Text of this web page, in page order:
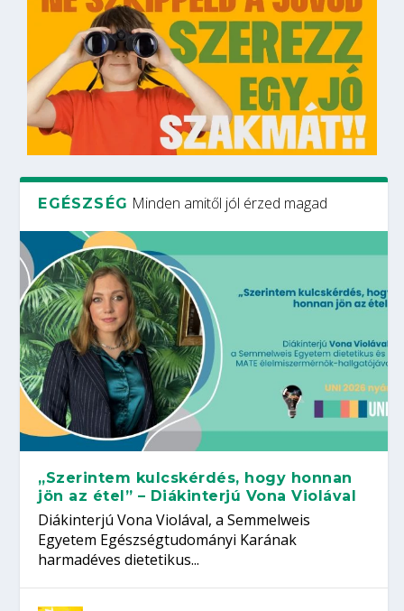
EGÉSZSÉG Minden amitől jól érzed magad
„Szerintem kulcskérdés, hogy honnan
jön az étel” – Diákinterjú Vona Violával
Diákinterjú Vona Violával, a Semmelweis
Egyetem Egészségtudományi Karának
harmadéves dietetikus...